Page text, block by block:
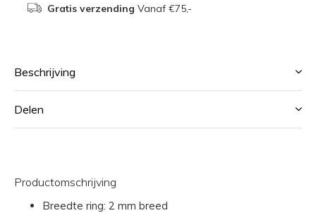
Gratis verzending Vanaf €75,-
Beschrijving
Delen
Productomschrijving
Breedte ring: 2 mm breed